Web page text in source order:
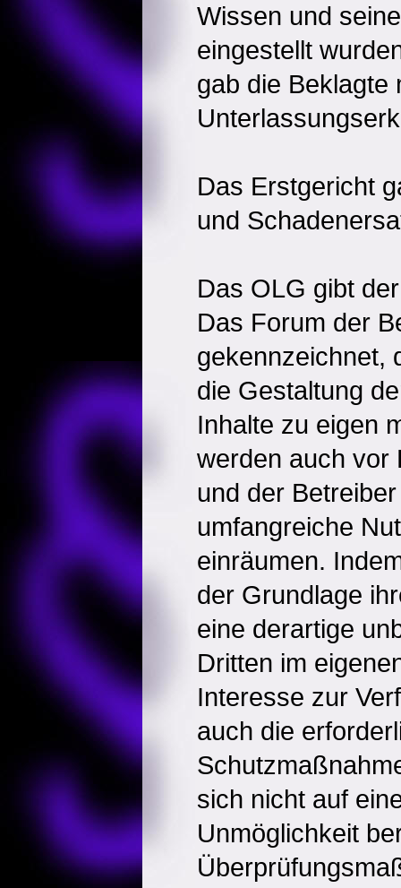
Wissen und
eingestellt
gab die Beklagte
Das Erstgericht
und
Das OLG gibt
Das Forum der
gekennzeichnet,
die Gestaltung
Inhalte zu eigen
werden auch vor
und der
umfangreiche
einräumen.
der Grundlage
eine derartige
Dritten im
Interesse zur
auch die
sich nicht auf
Unmöglichkeit